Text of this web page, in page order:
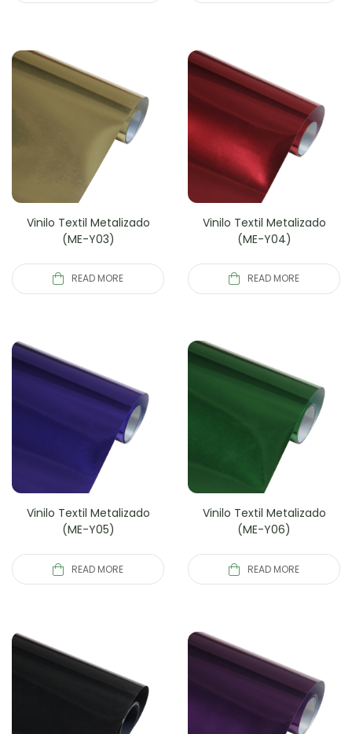
Vinilo Textil Metalizado
(ME-Y03)
READ MORE
Vinilo Textil Metalizado
(ME-Y04)
READ MORE
Vinilo Textil Metalizado
(ME-Y05)
READ MORE
Vinilo Textil Metalizado
(ME-Y06)
READ MORE